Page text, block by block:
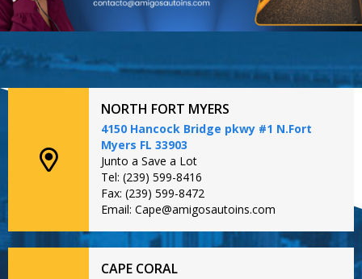
NORTH FORT MYERS
4150 Hancock Bridge pkwy #1 N.Fort
Myers FL 33903
Junto a Save a Lot
Tel: (239) 599-8416
Fax: (239) 599-8472
Email: Cape@amigosautoins.com
CAPE CORAL